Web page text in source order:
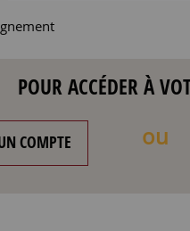
POUR ACCÉDER À
COMPTE ou